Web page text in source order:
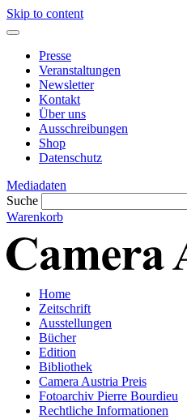
Skip to content
Presse
Veranstaltungen
Newsletter
Kontakt
Über uns
Ausschreibungen
Shop
Datenschutz
Mediadaten
Suche
Warenkorb
Home
Zeitschrift
Ausstellungen
Bücher
Edition
Bibliothek
Camera Austria Preis
Fotoarchiv Pierre Bourdieu
Rechtliche Informationen